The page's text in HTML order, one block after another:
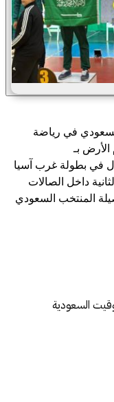
في رياضة
بـ
في بطولة غرب آسيا
داخل الصالات
المنتخب السعودي
السعودية